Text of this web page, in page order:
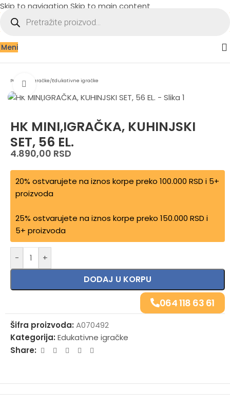
Skip to navigation Skip to main content
Meni
Početna Igračke/Edukativne igračke
Zumiraj sliku
HK MINI,IGRAČKA, KUHINJSKI
SET, 56 EL.
4.890,00 RSD
20% ostvarujete na iznos korpe preko 100.000 RSD i 5+
proizvoda
25% ostvarujete na iznos korpe preko 150.000 RSD i
5+ proizvoda
- +
DODAJ U KORPU
Alternative:
064 118 63 61
Šifra proizvoda: A070492
Kategorija: Edukativne igračke
Share: